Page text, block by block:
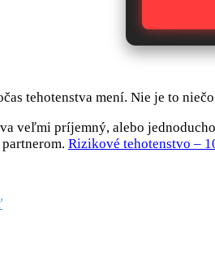
tehotenstva mení. Nie je to
veľmi príjemný, alebo
Rizikové tehotenstvo –